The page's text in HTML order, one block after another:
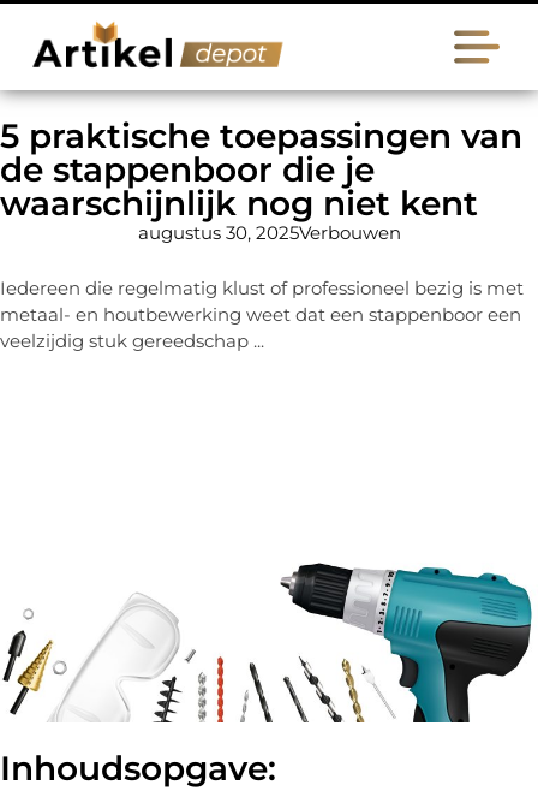
5 praktische toepassingen van
de stappenboor die je
waarschijnlijk nog niet kent
augustus 30, 2025Verbouwen
Iedereen die regelmatig klust of professioneel bezig is met
metaal- en houtbewerking weet dat een stappenboor een
veelzijdig stuk gereedschap ...
Inhoudsopgave: